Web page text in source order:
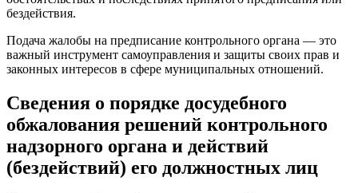
бездействия.
Подача жалобы на предписание контрольного органа — это
важный инструмент самоуправления и защиты своих прав и
законных интересов в сфере муниципальных отношений.
Сведения о порядке досудебного
обжалования решений контрольного
надзорного органа и действий
(бездействий) его должностных лиц